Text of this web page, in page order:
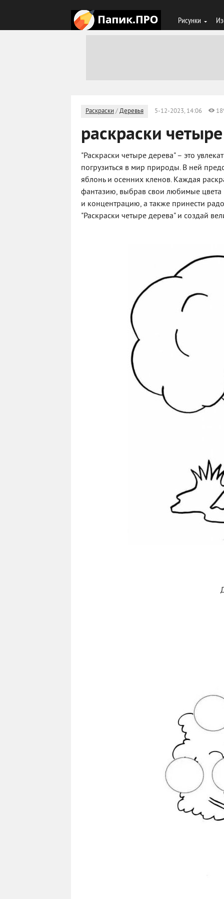
Рисунки
Раскраски /Деревья 5-12-2023, 14:06
раскраски
"Раскраски четыре дерева" – это
погрузиться в мир природы. В ней
яблонь и осенних кленов. Каждая
фантазию, выбрав свои любимые цвета
и концентрацию, а также принести
"Раскраски четыре дерева" и создай